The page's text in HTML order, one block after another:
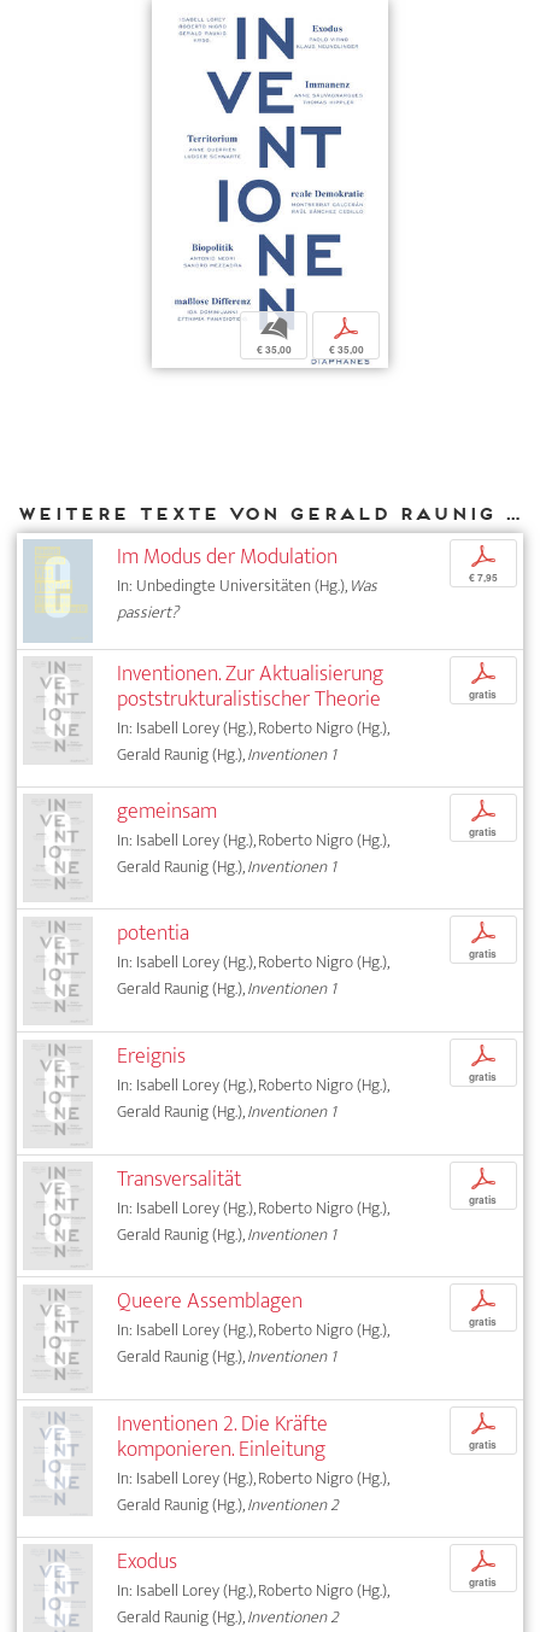
b
€ 35,00
p
€ 35,00
Weitere Texte von Gerald Raunig bei DIAPHANES
Im Modus der Modulation
In: Unbedingte Universitäten (Hg.),Was
passiert?
p
€ 7,95
Inventionen. Zur Aktualisierung
poststrukturalistischer Theorie
In: Isabell Lorey (Hg.), Roberto Nigro (Hg.),
Gerald Raunig (Hg.),Inventionen 1
p
gratis
gemeinsam
In: Isabell Lorey (Hg.), Roberto Nigro (Hg.),
Gerald Raunig (Hg.),Inventionen 1
p
gratis
potentia
In: Isabell Lorey (Hg.), Roberto Nigro (Hg.),
Gerald Raunig (Hg.),Inventionen 1
p
gratis
Ereignis
In: Isabell Lorey (Hg.), Roberto Nigro (Hg.),
Gerald Raunig (Hg.),Inventionen 1
p
gratis
Transversalität
In: Isabell Lorey (Hg.), Roberto Nigro (Hg.),
Gerald Raunig (Hg.),Inventionen 1
p
gratis
Queere Assemblagen
In: Isabell Lorey (Hg.), Roberto Nigro (Hg.),
Gerald Raunig (Hg.),Inventionen 1
p
gratis
Inventionen 2. Die Kräfte
komponieren. Einleitung
In: Isabell Lorey (Hg.), Roberto Nigro (Hg.),
Gerald Raunig (Hg.),Inventionen 2
p
gratis
Exodus
In: Isabell Lorey (Hg.), Roberto Nigro (Hg.),
Gerald Raunig (Hg.),Inventionen 2
p
gratis